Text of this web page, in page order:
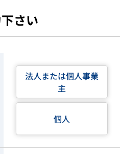
さい
法人または個人事業
主
個人